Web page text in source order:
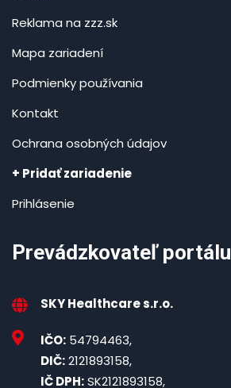
Reklama na zzz.sk
Mapa zariadení
Podmienky používania
Kontakt
Ochrana osobných údajov
+ Pridať zariadenie
Prihlásenie
Prevádzkovateľ portálu
SKY Healthcare s.r.o.
IČO: 54794463,
DIČ:2121893158,
IČ DPH:SK2121893158,